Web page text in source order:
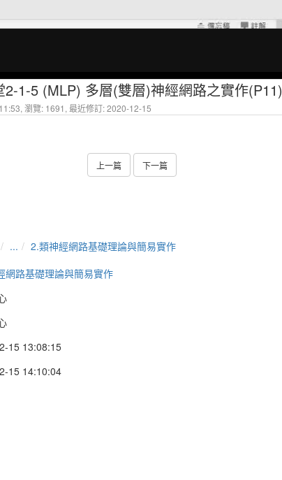
2-1-5 (MLP) 多層(雙層)神經網路之實作(P11)
瀏覽: 1691, 最近修訂: 2020-12-15
上一篇 下一篇
...
2.類神經網路基礎理論與簡易實作
網路基礎理論與簡易實作
15 13:08:15
15 14:10:04